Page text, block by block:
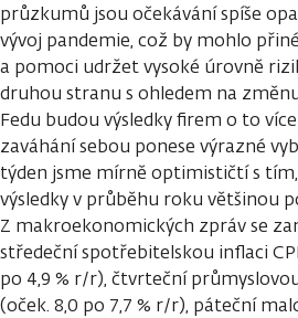
průzkumů jsou očekávání spíše
vývoj pandemie, což by mohlo
a pomoci udržet vysoké úrovně
druhou stranu s ohledem na
Fedu budou výsledky firem o to
zaváhání sebou ponese výrazné
týden jsme mírně optimističtí s
výsledky v průběhu roku většinou
Z makroekonomických zpráv se
středeční spotřebitelskou inflaci
po 4,9 % r/r), čtvrteční
(oček. 8,0 po 7,7 % r/r), páteční